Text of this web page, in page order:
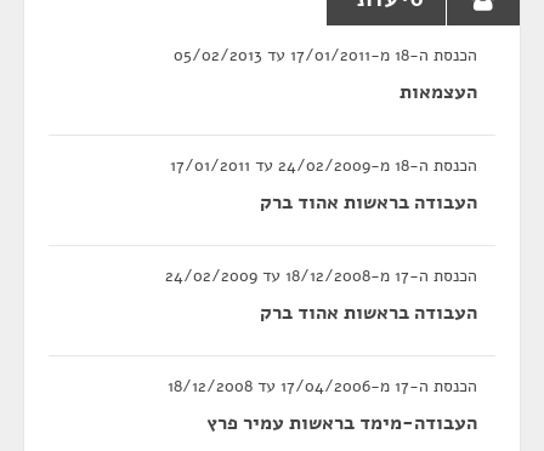
הכנסת ה-18 מ-17/01/2011 עד 05/02/2013
העצמאות
הכנסת ה-18 מ-24/02/2009 עד 17/01/2011
העבודה בראשות אהוד ברק
הכנסת ה-17 מ-18/12/2008 עד 24/02/2009
העבודה בראשות אהוד ברק
הכנסת ה-17 מ-17/04/2006 עד 18/12/2008
העבודה-מימד בראשות עמיר פרץ